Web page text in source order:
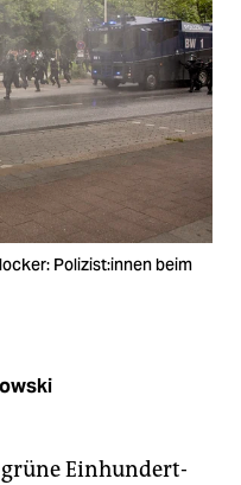
Po­li­zis­t:in­nen beim
grüne Einhundert-